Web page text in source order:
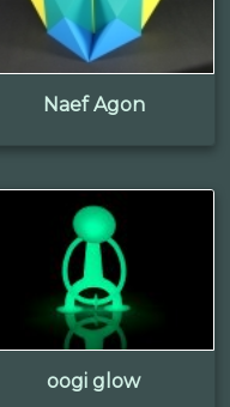
Naef Agon
oogi glow